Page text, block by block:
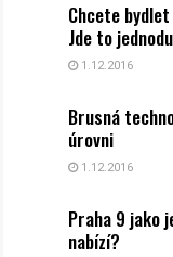
Chcete
Jde to
1.12.2016
Brusná
úrovni
1.12.2016
Praha 9 jako
nabízí?